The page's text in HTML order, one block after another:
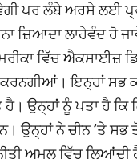
ਪਰ ਲੰਬੇ ਅਰਸੇ ਲਈ
ਜ਼ਿਆਦਾ ਲਾਹੇਵੰਦ ਹੋ
ਵਿੱਚ ਐਕਸਾਈਜ਼
ਇਨ੍ਹਾਂ ਸਭ
ਉਨ੍ਹਾਂ ਨੂੰ ਪਤਾ ਹੈ
ਨੇ ਚੀਨ ’ਤੇ ਸਭ
ਅਮਲ ਵਿੱਚ